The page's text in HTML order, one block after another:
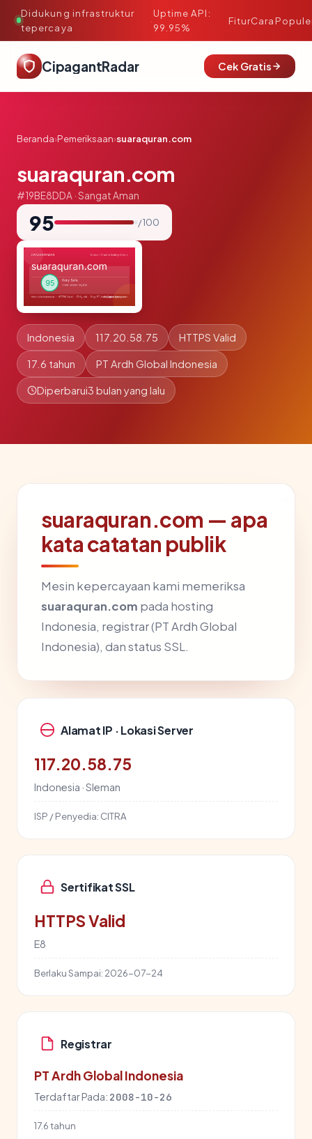
Didukung infrastruktur
tepercaya
·
Uptime API:
99.95%
FiturCara
CipagantRadar Cek Gratis
Beranda›Pemeriksaan›suaraquran.com
suaraquran.com
#19BE8DDA · Sangat Aman
95 / 100
Indonesia 117.20.58.75 HTTPS Valid
17.6 tahun PT Ardh Global Indonesia
Diperbarui3 bulan yang lalu
suaraquran.com — apa
kata catatan publik
Mesin kepercayaan kami memeriksa
suaraquran.com pada hosting
Indonesia, registrar (PT Ardh Global
Indonesia), dan status SSL.
Alamat IP · Lokasi Server
117.20.58.75
Indonesia · Sleman
ISP / Penyedia: CITRA
Sertifikat SSL
HTTPS Valid
E8
Berlaku Sampai: 2026-07-24
Registrar
PT Ardh Global Indonesia
Terdaftar Pada: 2008-10-26
17.6 tahun